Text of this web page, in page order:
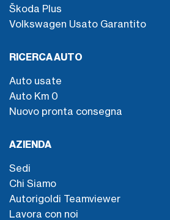
Škoda Plus
Volkswagen Usato Garantito
RICERCA AUTO
Auto usate
Auto Km 0
Nuovo pronta consegna
AZIENDA
Sedi
Chi Siamo
Autorigoldi Teamviewer
Lavora con noi